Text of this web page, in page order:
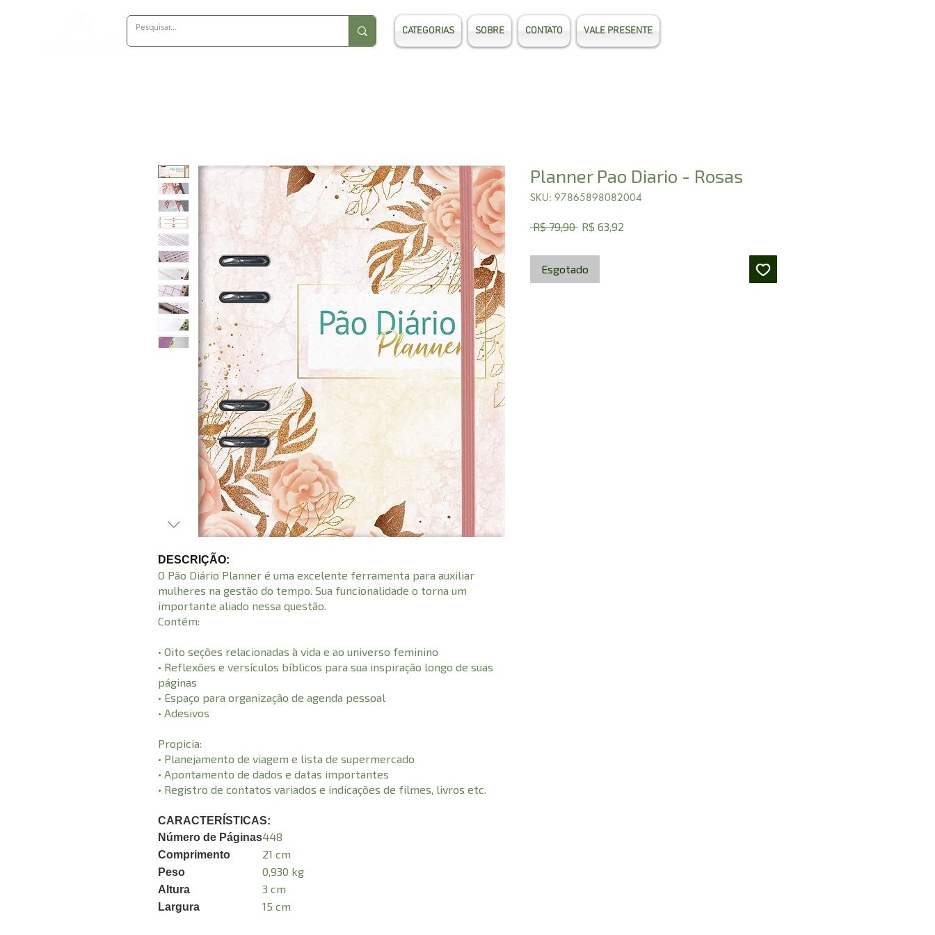
CATEGORIAS SOBRE CONTATO VALE PRESENTE
DESCRIÇÃO:
O Pão Diário Planner é uma excelente ferramenta para auxiliar
mulheres na gestão do tempo. Sua funcionalidade o torna um
importante aliado nessa questão.
Contém:
• Oito seções relacionadas à vida e ao universo feminino
• Reflexões e versículos bíblicos para sua inspiração longo de suas
páginas
• Espaço para organização de agenda pessoal
• Adesivos
Propicia:
• Planejamento de viagem e lista de supermercado
• Apontamento de dados e datas importantes
• Registro de contatos variados e indicações de filmes, livros etc.
CARACTERÍSTICAS:
Número de Páginas448
Comprimento 21 cm
Peso 0,930 kg
Altura 3 cm
Largura 15 cm
Planner Pao Diario - Rosas
SKU: 97865898082004
R$ 79,90 Preço
R$ 63,92
Esgotado